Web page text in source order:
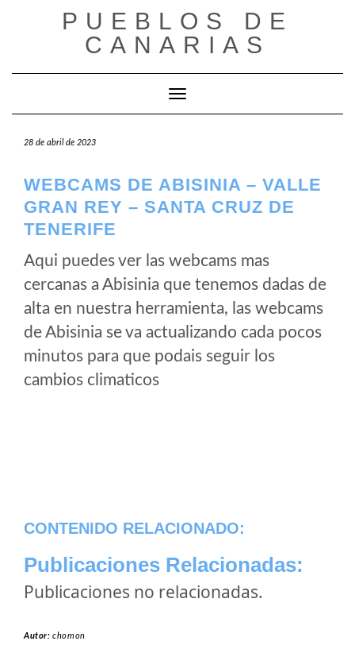
PUEBLOS DE
CANARIAS
Cambiar modo de navegación
28 de abril de 2023
WEBCAMS DE ABISINIA – VALLE
GRAN REY – SANTA CRUZ DE
TENERIFE
Aqui puedes ver las webcams mas
cercanas a Abisinia que tenemos dadas de
alta en nuestra herramienta, las webcams
de Abisinia se va actualizando cada pocos
minutos para que podais seguir los
cambios climaticos
CONTENIDO RELACIONADO:
Publicaciones Relacionadas:
Publicaciones no relacionadas.
Autor:chomon